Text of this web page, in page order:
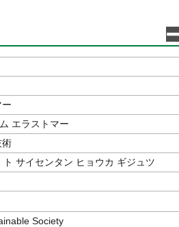
エラストマー
術
サイセンタン ヒョウカ ギジュツ
Society